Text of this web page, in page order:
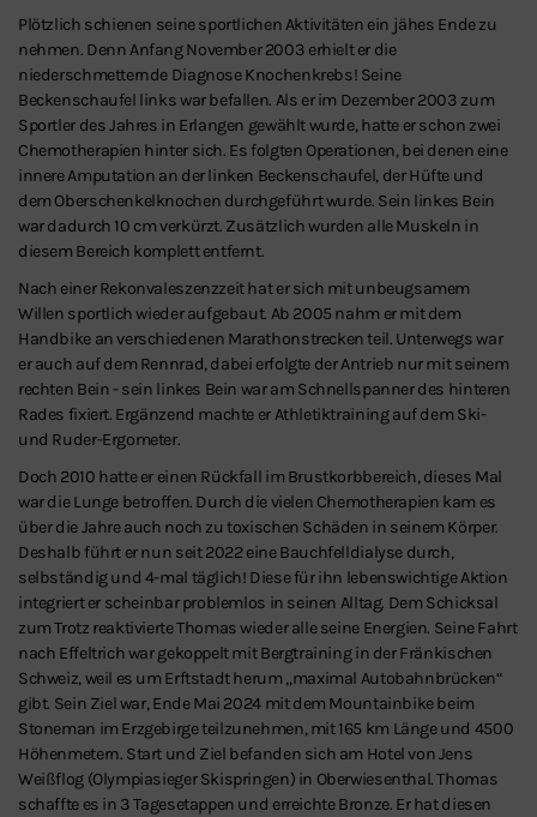
Plötzlich schienen seine sportlichen Aktivitäten ein jähes Ende zu
nehmen. Denn Anfang November 2003 erhielt er die
niederschmetternde Diagnose Knochenkrebs! Seine
Beckenschaufel links war befallen. Als er im Dezember 2003 zum
Sportler des Jahres in Erlangen gewählt wurde, hatte er schon zwei
Chemotherapien hinter sich. Es folgten Operationen, bei denen eine
innere Amputation an der linken Beckenschaufel, der Hüfte und
dem Oberschenkelknochen durchgeführt wurde. Sein linkes Bein
war dadurch 10 cm verkürzt. Zusätzlich wurden alle Muskeln in
diesem Bereich komplett entfernt.
Nach einer Rekonvaleszenzzeit hat er sich mit unbeugsamem
Willen sportlich wieder aufgebaut. Ab 2005 nahm er mit dem
Handbike an verschiedenen Marathonstrecken teil. Unterwegs war
er auch auf dem Rennrad, dabei erfolgte der Antrieb nur mit seinem
rechten Bein - sein linkes Bein war am Schnellspanner des hinteren
Rades fixiert. Ergänzend machte er Athletiktraining auf dem Ski-
und Ruder-Ergometer.
Doch 2010 hatte er einen Rückfall im Brustkorbbereich, dieses Mal
war die Lunge betroffen. Durch die vielen Chemotherapien kam es
über die Jahre auch noch zu toxischen Schäden in seinem Körper.
Deshalb führt er nun seit 2022 eine Bauchfelldialyse durch,
selbständig und 4-mal täglich! Diese für ihn lebenswichtige Aktion
integriert er scheinbar problemlos in seinen Alltag. Dem Schicksal
zum Trotz reaktivierte Thomas wieder alle seine Energien. Seine Fahrt
nach Effeltrich war gekoppelt mit Bergtraining in der Fränkischen
Schweiz, weil es um Erftstadt herum „maximal Autobahnbrücken“
gibt. Sein Ziel war, Ende Mai 2024 mit dem Mountainbike beim
Stoneman im Erzgebirge teilzunehmen, mit 165 km Länge und 4500
Höhenmetern. Start und Ziel befanden sich am Hotel von Jens
Weißflog (Olympiasieger Skispringen) in Oberwiesenthal. Thomas
schaffte es in 3 Tagesetappen und erreichte Bronze. Er hat diesen